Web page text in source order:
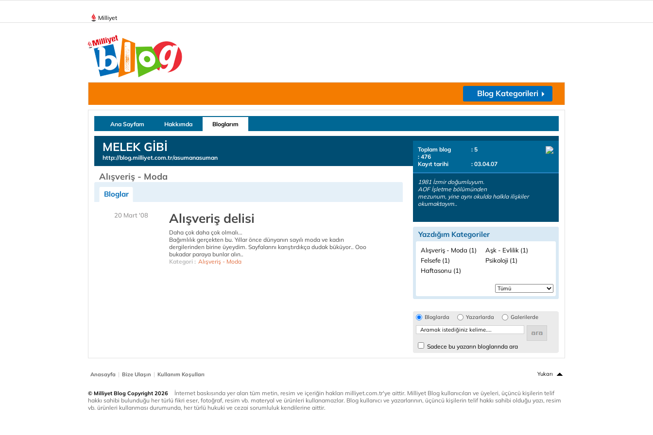
Milliyet
Blog Kategorileri
Ana Sayfam Hakkımda Bloglarım
MELEK GİBİ
http://blog.milliyet.com.tr/asumanasuman
Alışveriş - Moda
Bloglar
20 Mart '08 Alışveriş delisi
Daha çok daha çok olmalı...
Bağımlılık gerçekten bu. Yıllar önce dünyanın sayılı moda ve kadın
dergilerinden birine üyeydim. Sayfalarını karıştırdıkça dudak büküyor.. Ooo
bukadar paraya bunlar alın..
Kategori : Alışveriş - Moda
Toplam blog
: 5
: 476
Kayıt tarihi
: 03.04.07
1981 İzmir doğumluyum.
AOF İşletme bölümünden
mezunum, yine aynı okulda halkla ilişkiler
okumaktayım..
Yazdığım Kategoriler
Alışveriş - Moda (1)
Aşk - Evlilik (1)
Felsefe (1)
Psikoloji (1)
Haftasonu (1)
Bloglarda Yazarlarda Galerilerde
Sadece bu yazarın bloglarında ara
Anasayfa | Bize Ulaşın | Kullanım Koşulları Yukarı
© Milliyet Blog Copyright 2026
İnternet baskısında yer alan tüm metin, resim ve içeriğin hakları milliyet.com.tr'ye aittir. Milliyet Blog kullanıcıları ve üyeleri, üçüncü kişilerin telif
hakkı sahibi bulunduğu her türlü fikri eser, fotoğraf, resim vb. materyal ve ürünleri kullanamazlar. Blog kullanıcı ve yazarlarının, üçüncü kişilerin telif hakkı sahibi olduğu yazı, resim
vb. ürünleri kullanması durumunda, her türlü hukuki ve cezai sorumluluk kendilerine aittir.